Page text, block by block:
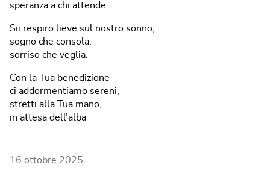
speranza a chi attende.
Sii respiro lieve sul nostro sonno,
sogno che consola,
sorriso che veglia.
Con la Tua benedizione
ci addormentiamo sereni,
stretti alla Tua mano,
in attesa dell’alba
16 ottobre 2025